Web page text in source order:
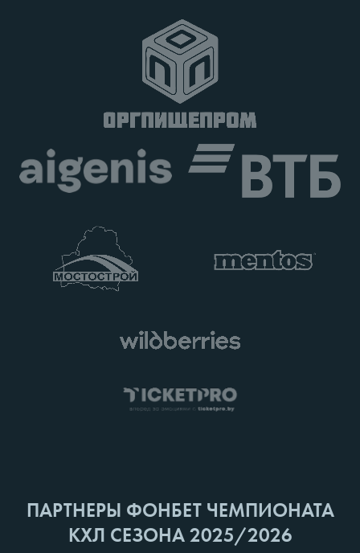
ПАРТНЕРЫ ФОНБЕТ ЧЕМПИОНАТА
КХЛ СЕЗОНА 2025/2026